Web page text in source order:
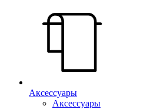
Аксессуары
Аксессуары